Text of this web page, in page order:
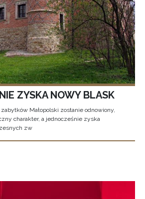
ZYSKA NOWY BLASK
Małopolski zostanie odnowiony,
charakter, a jednocześnie zyska
zw